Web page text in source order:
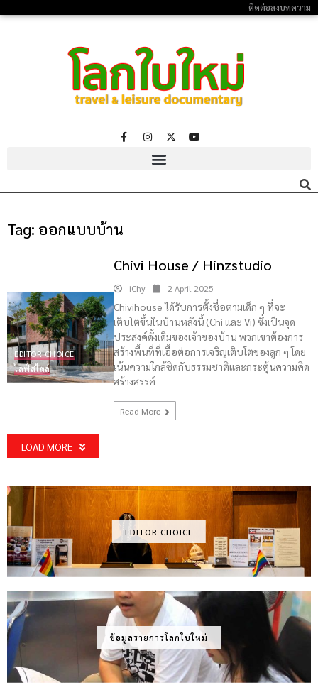
ติดต่อลงบทความ
Tag: ออกแบบบ้าน
EDITOR CHOICE
ไลฟ์สไตล์
Chivi House / Hinzstudio
iChy 2 April 2025
Chivihouse ได้รับการตั้งชื่อตามเด็ก ๆ ที่จะ
เติบโตขึ้นในบ้านหลังนี้ (Chi และ Vi) ซึ่งเป็นจุด
ประสงค์ดั้งเดิมของเจ้าของบ้าน พวกเขาต้องการ
สร้างพื้นที่ที่เอื้อต่อการเจริญเติบโตของลูก ๆ โดย
เน้นความใกล้ชิดกับธรรมชาติและกระตุ้นความคิด
สร้างสรรค์
Read More
LOAD MORE
EDITOR CHOICE
ข้อมูลรายการโลกใบใหม่